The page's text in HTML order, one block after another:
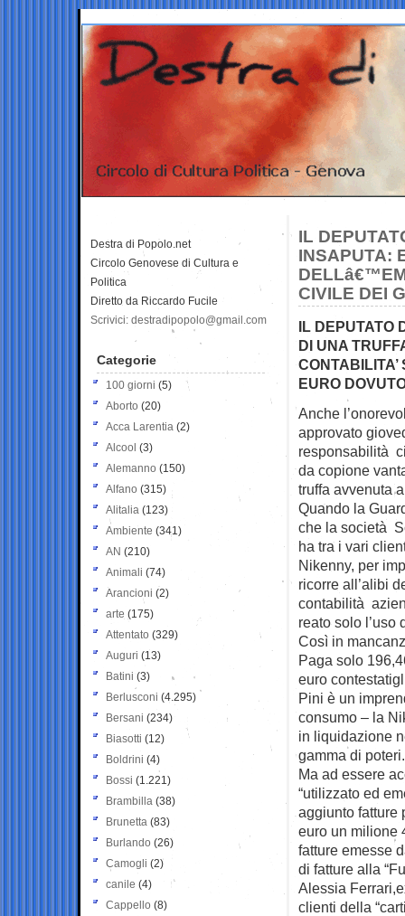
IL
INSAPUTA:
CIVILE DEI
IL DEPUTATO
DI UNA
EURO
Anche
approvato
responsabilità
da copione
truffa avvenuta
Quando la
che la società
ha tra i vari
Nikenny, per
ricorre all’alibi
contabilità
reato solo l’uso
Così in
Paga solo
euro
Pini è un
consumo – la
in liquidazione
gamma di poteri.
Ma ad essere
“utilizzato ed
aggiunto fatture
euro un milione
fatture emesse
di fatture alla
Alessia
clienti della
Destra di Popolo.net
Circolo Genovese di Cultura e
Politica
Diretto da Riccardo Fucile
Scrivici: destradipopolo@gmail.com
Categorie
100 giorni (5)
Aborto (20)
Acca Larentia (2)
Alcool (3)
Alemanno (150)
Alfano (315)
Alitalia (123)
Ambiente (341)
AN (210)
Animali (74)
Arancioni (2)
arte (175)
Attentato (329)
Auguri (13)
Batini (3)
Berlusconi (4.295)
Bersani (234)
Biasotti (12)
Boldrini (4)
Bossi (1.221)
Brambilla (38)
Brunetta (83)
Burlando (26)
Camogli (2)
canile (4)
Cappello (8)